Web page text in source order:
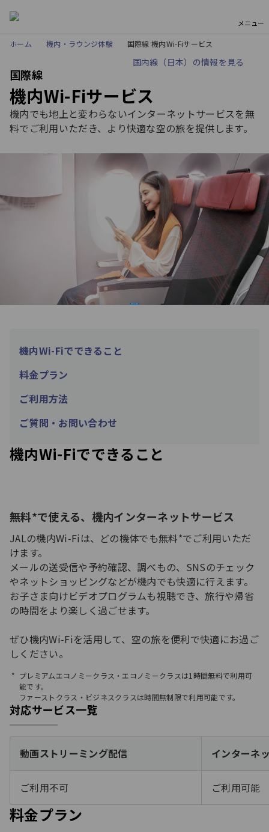
メニュー
ホーム 機内・ラウンジ体験 国際線 機内Wi-Fiサービス
国内線（日本）の情報を見る
国際線
機内Wi-Fiサービス
機内でも地上と変わらないインターネットサービスを無
料でご利用いただき、より快適な空の旅を提供します。
機内Wi-Fiでできること
料金プラン
ご利用方法
ご質問・お問い合わせ
機内Wi-Fiでできること
無料*で使える、機内インターネットサービス
JALの機内Wi‑Fiは、どの機体でも無料*でご利用いただ
けます。
メールの送受信や予約確認、調べもの、SNSのチェック
やネットショッピングなどが機内でも快適に行えます。
お子さま向けビデオプログラムも視聴でき、旅行や帰省
の時間をより楽しく過ごせます。
ぜひ機内Wi‑Fiを活用して、空の旅を便利で快適にお過ご
しください。
プレミアムエコノミークラス・エコノミークラスは1時間無料で利用可
能です。
ファーストクラス・ビジネスクラスは時間無制限で利用可能です。
対応サービス一覧
動画ストリーミング配信 インターネ
ご利用不可 ご利用可能
料金プラン